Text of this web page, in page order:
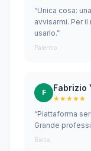
“Unica cosa:
avvisarmi. Per
usarlo.”
Palermo
F Fabrizio
★★★★★
“Piattaforma
Grande
Biella